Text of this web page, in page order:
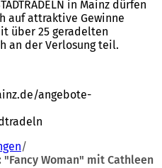
in Mainz dürfen
auf attraktive Gewinne
über 25 geradelten
an der Verlosung teil.
angebote-
Woman" mit Cathleen